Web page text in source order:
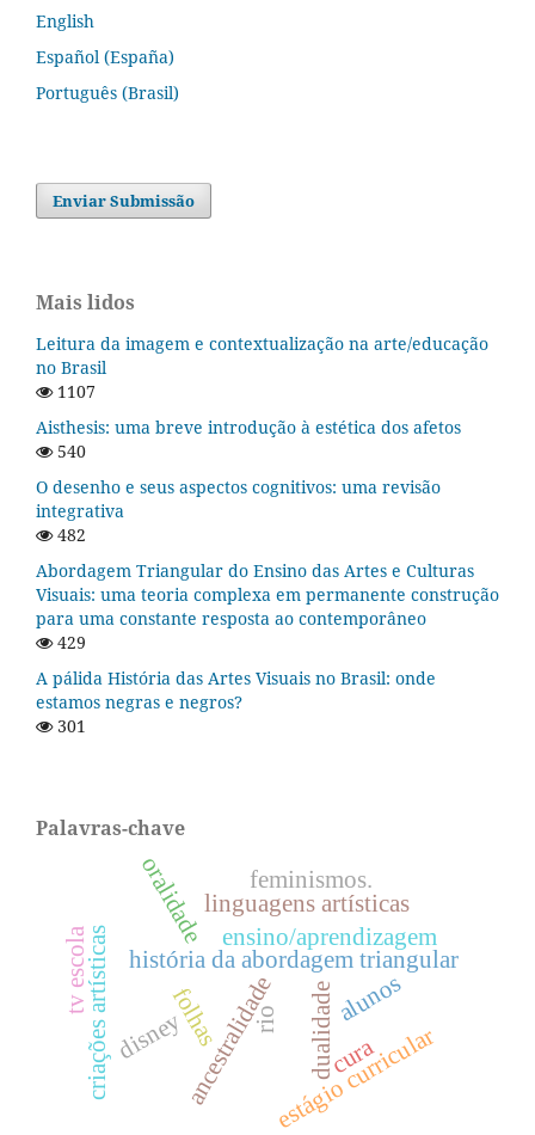
English
Español (España)
Português (Brasil)
Enviar Submissão
Mais lidos
Leitura da imagem e contextualização na arte/educação
no Brasil
1107
Aisthesis: uma breve introdução à estética dos afetos
540
O desenho e seus aspectos cognitivos: uma revisão
integrativa
482
Abordagem Triangular do Ensino das Artes e Culturas
Visuais: uma teoria complexa em permanente construção
para uma constante resposta ao contemporâneo
429
A pálida História das Artes Visuais no Brasil: onde
estamos negras e negros?
301
Palavras-chave
ancestralidade
história da abordagem triangular
disney dualidade
folhas rio
oralidade
cura
ensino/aprendizagem
estágio curricular
criações artísticas alunos
linguagens artísticas
tv escola
feminismos.